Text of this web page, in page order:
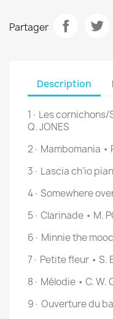
Partager
Description
1· Les cornichons/
Q. JONES
2· Mambomania •
3· Lascia ch’io
4· Somewhere
5· Clarinade • M.
6· Minnie the
7· Petite fleur • S.
8· Mélodie • C. W.
9· Ouverture du